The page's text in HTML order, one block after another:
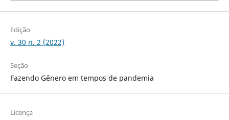
Edição
v. 30 n. 2 (2022)
Seção
Fazendo Gênero em tempos de pandemia
Licença